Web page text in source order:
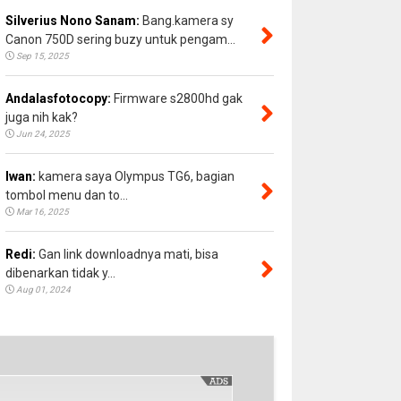
Silverius Nono Sanam: Bang.kamera sy
Canon 750D sering buzy untuk pengam...
Sep 15, 2025
Andalasfotocopy: Firmware s2800hd gak
juga nih kak?
Jun 24, 2025
Iwan: kamera saya Olympus TG6, bagian
tombol menu dan to...
Mar 16, 2025
Redi: Gan link downloadnya mati, bisa
dibenarkan tidak y...
Aug 01, 2024